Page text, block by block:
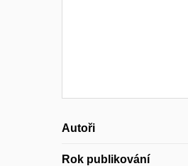
Autoři
Rok publikování